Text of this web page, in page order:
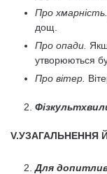
Про хмарність.
дощ.
Про опади.
утворюються
Про вітер.
V.УЗАГАЛЬНЕННЯ
Для